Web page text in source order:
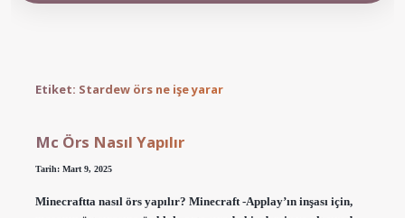
Etiket: Stardew örs ne işe yarar
Mc Örs Nasıl Yapılır
Tarih: Mart 9, 2025
Minecraftta nasıl örs yapılır? Minecraft -Applay’ın inşası için,